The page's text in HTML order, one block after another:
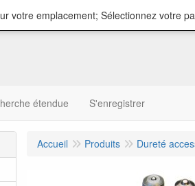
étendue S'enregistrer
Accueil Produits Dureté
votre emplacement; Sélectionnez votre